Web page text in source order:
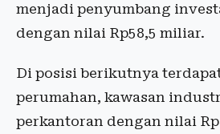
menjadi penyumbang
dengan nilai Rp58,5 miliar.
Di posisi berikutnya
perumahan, kawasan
perkantoran dengan nilai